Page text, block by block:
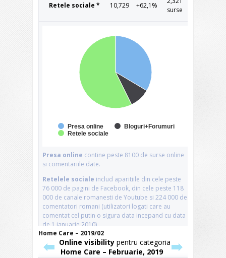
Home Care – 2019/02